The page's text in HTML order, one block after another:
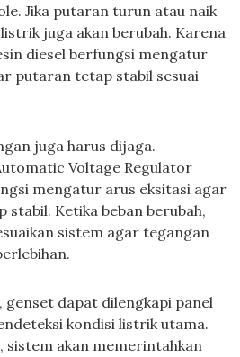
Jika putaran turun atau naik
juga akan berubah. Karena
diesel berfungsi mengatur
putaran tetap stabil sesuai
juga harus dijaga.
Voltage Regulator
mengatur arus eksitasi agar
Ketika beban berubah,
sistem agar tegangan
genset dapat dilengkapi panel
kondisi listrik utama.
sistem akan memerintahkan